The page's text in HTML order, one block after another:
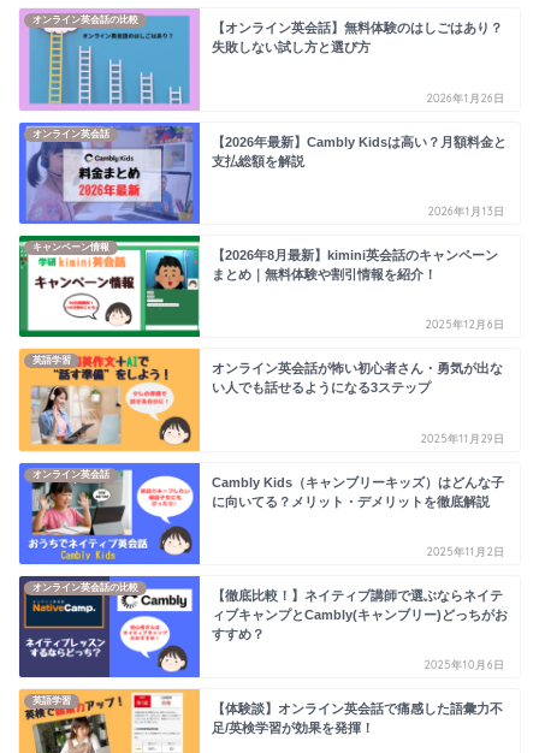
オンライン英会話の比較
【オンライン英会話】無料体験のはしごはあり？
失敗しない試し方と選び方
2026年1月26日
オンライン英会話
【2026年最新】Cambly Kidsは高い？月額料金と
支払総額を解説
2026年1月13日
キャンペーン情報
【2026年8月最新】kimini英会話のキャンペーン
まとめ｜無料体験や割引情報を紹介！
2025年12月6日
英語学習
オンライン英会話が怖い初心者さん・勇気が出な
い人でも話せるようになる3ステップ
2025年11月29日
オンライン英会話
Cambly Kids（キャンブリーキッズ）はどんな子
に向いてる？メリット・デメリットを徹底解説
2025年11月2日
オンライン英会話の比較
【徹底比較！】ネイティブ講師で選ぶならネイテ
ィブキャンプとCambly(キャンブリー)どっちがお
すすめ？
2025年10月6日
英語学習
【体験談】オンライン英会話で痛感した語彙力不
足/英検学習が効果を発揮！